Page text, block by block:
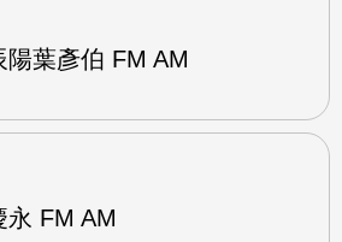
陽葉彥伯 FM AM
永 FM AM